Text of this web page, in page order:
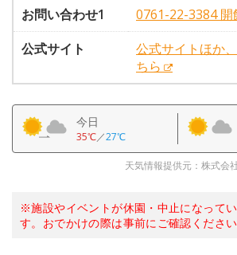
お問い合わせ1
0761-22-3384 開
公式サイト
公式サイトほか
ちら
今日
35℃／27℃
天気情報提供元：株式会
※施設やイベントが休園・中止になって
す。おでかけの際は事前にご確認ください